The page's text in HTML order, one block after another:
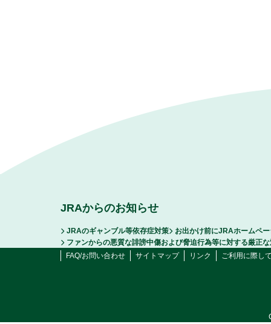
JRAからのお知らせ
JRAのギャンブル等依存症対策
お出かけ前にJRAホームペ
ファンからの悪質な誹謗中傷および脅迫行為等に対する厳正
FAQ/お問い合わせ
サイトマップ リンク ご利用に際し